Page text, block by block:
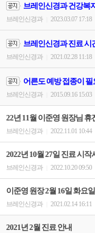
브레인신경과 건강복
브레인신경과 2023.03.07 17:18
브레인신경과 진료 시
브레인신경과 2021.02.28 11:18
어른도 예방 접종이
브레인신경과 2015.09.16 15:03
22년 11월 이준영 원장님 휴
브레인신경과 2022.11.01 10:44
2022년 10월 27일 진료 시작
브레인신경과 2022.10.20 09:50
이준영 원장 2월 16일 화요
브레인신경과 2021.02.14 16:11
2021년 2월 진료 안내